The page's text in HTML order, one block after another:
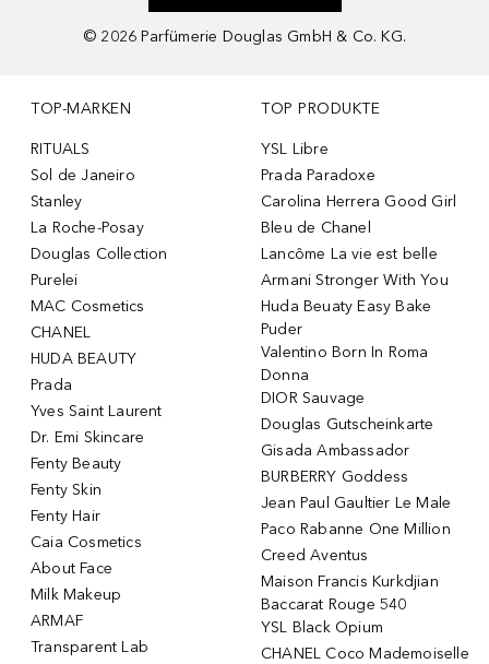
© 2026 Parfümerie Douglas GmbH & Co. KG.
TOP-MARKEN
RITUALS
Sol de Janeiro
Stanley
La Roche-Posay
Douglas Collection
Purelei
MAC Cosmetics
CHANEL
HUDA BEAUTY
Prada
Yves Saint Laurent
Dr. Emi Skincare
Fenty Beauty
Fenty Skin
Fenty Hair
Caia Cosmetics
About Face
Milk Makeup
ARMAF
Transparent Lab
TOP PRODUKTE
YSL Libre
Prada Paradoxe
Carolina Herrera Good Girl
Bleu de Chanel
Lancôme La vie est belle
Armani Stronger With You
Huda Beuaty Easy Bake
Puder
Valentino Born In Roma
Donna
DIOR Sauvage
Douglas Gutscheinkarte
Gisada Ambassador
BURBERRY Goddess
Jean Paul Gaultier Le Male
Paco Rabanne One Million
Creed Aventus
Maison Francis Kurkdjian
Baccarat Rouge 540
YSL Black Opium
CHANEL Coco Mademoiselle